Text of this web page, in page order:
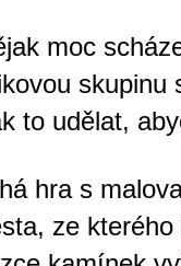
moc
to udělat,
hra s
ze